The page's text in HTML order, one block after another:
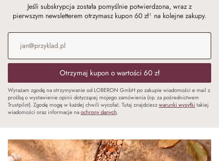
Jeśli subskrypcja została pomyślnie potwierdzona, wraz z
pierwszym newsletterem otrzymasz kupon 60 zł¹ na kolejne zakupy.
Adres e-mail
Otrzymaj kupon o wartości 60 zł
Wyrażam zgodę na otrzymywanie od LOBERON GmbH po zakupie wiadomości e mail z
prośbą o wystawienie opinii dotyczącej mojego zamówienia (np. za pośrednictwem
Trustpilot). Zgodę mogę w każdej chwili wycofać. Tutaj znajdzieszwarunki wysyłki takiej
wiadomości oraz informacje naochrony danych.